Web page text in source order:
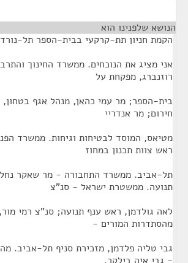
הנושא שלפנינו הוא
הקמת חניון תת-קרקעי בבית-הספר תל-
אני מציג את הנוכחים. ממשרד החינוך
רוזנברג, מפקחת על
בית-הספר; מר עמי כהאן, מנהל אגף בטחון,
חירום; מר אנדריי
מטיאס, המוסד לבטיחות וגיחות. ממשרד
ראש צוות תכנון במחוז
תל-אביב. ממשרד התחבורה - מר שאקר
תנועה. ממשטרת ישראל - סנ"צ
לאה גולדמן, ראש ענף תנועה; סנ"צ רמי
מהסתדרות המורים -
גבי טליה פלדמן, מזכירת סניף תל-אביב.